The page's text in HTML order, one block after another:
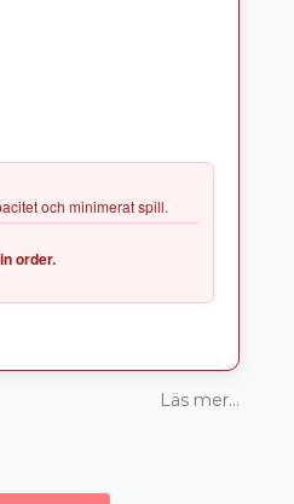
OBS! Levereras utan tejp – kom ihåg att komplettera din order.
Läs mer...